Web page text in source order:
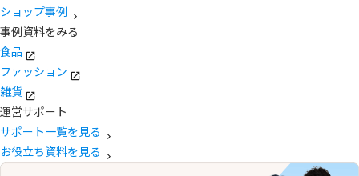
ショップ事例
事例資料をみる
食品
ファッション
雑貨
運営サポート
サポート一覧を見る
お役立ち資料を見る